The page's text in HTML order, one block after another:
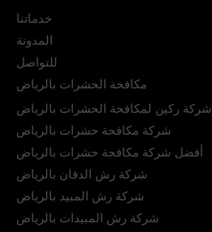
خدماتنا
المدونة
للتواصل
مكافحة الحشرات بالرياض
شركة ركين لمكافحة الحشرات بالرياض
شركة مكافحة حشرات بالرياض
أفضل شركة مكافحة حشرات بالرياض
شركة رش الدفان بالرياض
شركة رش المبيد بالرياض
شركة رش المبيدات بالرياض